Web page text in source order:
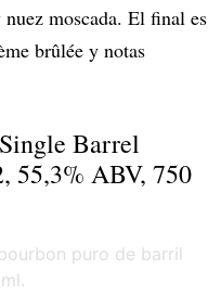
moscada. El final es
brûlée y notas
Barrel
55,3% ABV, 750